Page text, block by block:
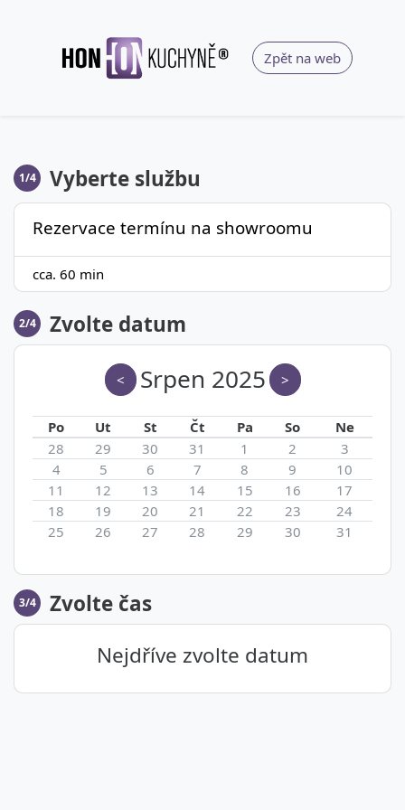
Zpět na web
1/4 Vyberte službu
Rezervace termínu na showroomu
cca. 60 min
2/4 Zvolte datum
< Srpen 2025 >
Po Ut St Čt Pa So
Ne
28
29 30 31 1 2
3
4
5 6 7 8 9
10
11
12 13 14 15 16
17
18
19 20 21 22 23
24
25
26 27 28 29 30 31
3/4
Zvolte čas
Nejdříve zvolte datum